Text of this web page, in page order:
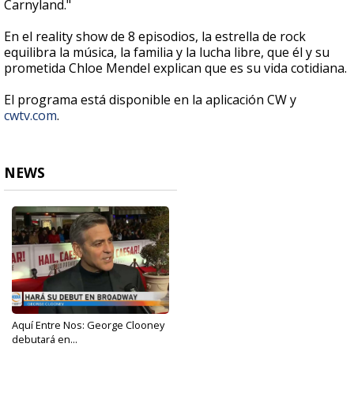
Carnyland."
En el reality show de 8 episodios, la estrella de rock
equilibra la música, la familia y la lucha libre, que él y su
prometida Chloe Mendel explican que es su vida cotidiana.
El programa está disponible en la aplicación CW y
cwtv.com.
NEWS
Aquí Entre Nos: George Clooney
debutará en...